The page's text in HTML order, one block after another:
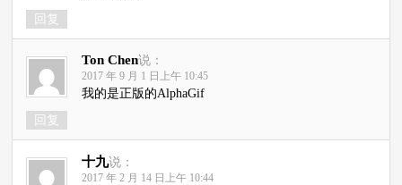
回复
Ton Chen说：
2017 年 9 月 1 日上午 10:45
我的是正版的AlphaGif
回复
十九说：
2017 年 2 月 14 日上午 10:44